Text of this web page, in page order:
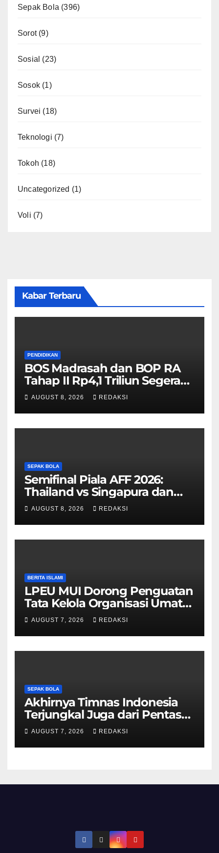
Sepak Bola (396)
Sorot(9)
Sosial (23)
Sosok (1)
Survei (18)
Teknologi (7)
Tokoh (18)
Uncategorized (1)
Voli (7)
Kabar Terbaru
PENDIDIKAN
BOS Madrasah dan BOP RA
Tahap II Rp4,1 Triliun Segera
Cair, Berikut Jadwal
Pengajuannya
AUGUST 8, 2026 REDAKSI
SEPAK BOLA
Semifinal Piala AFF 2026:
Thailand vs Singapura dan
Vietnam vs Malaysia
AUGUST 8, 2026 REDAKSI
BERITA ISLAMI
LPEU MUI Dorong Penguatan
Tata Kelola Organisasi Umat
Lebih Profesional
AUGUST 7, 2026 REDAKSI
SEPAK BOLA
Akhirnya Timnas Indonesia
Terjungkal Juga dari Pentas
Piala AFF 2026
AUGUST 7, 2026 REDAKSI